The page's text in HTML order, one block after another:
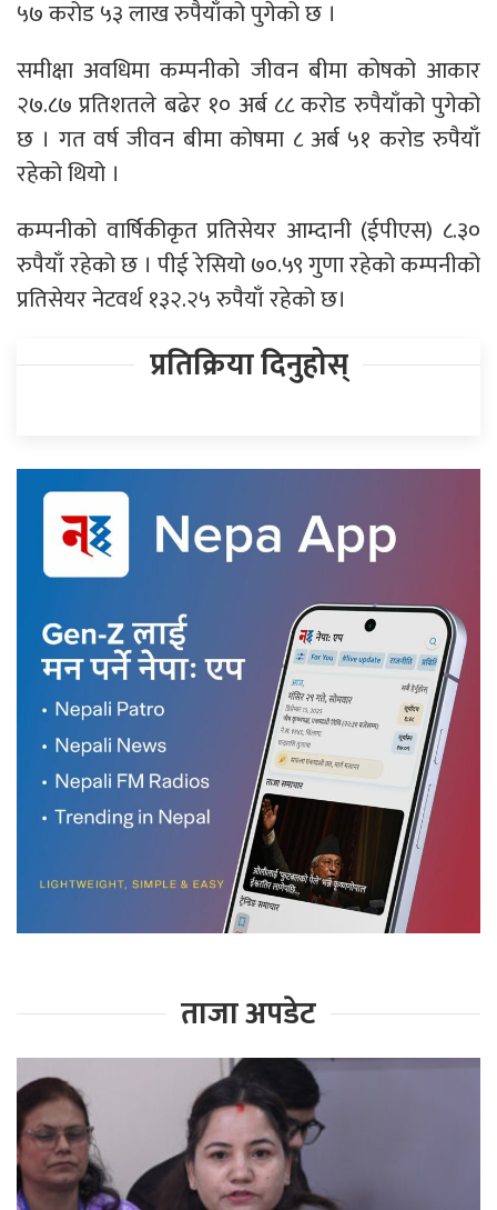
५७ करोड ५३ लाख रुपैयाँको पुगेको छ ।
समीक्षा अवधिमा कम्पनीको जीवन बीमा कोषको आकार
२७.८७ प्रतिशतले बढेर १० अर्ब ८८ करोड रुपैयाँको पुगेको
छ । गत वर्ष जीवन बीमा कोषमा ८ अर्ब ५१ करोड रुपैयाँ
रहेको थियो ।
कम्पनीको वार्षिकीकृत प्रतिसेयर आम्दानी (ईपीएस) ८.३०
रुपैयाँ रहेको छ । पीई रेसियो ७०.५९ गुणा रहेको कम्पनीको
प्रतिसेयर नेटवर्थ १३२.२५ रुपैयाँ रहेको छ।
प्रतिक्रिया दिनुहोस्
ताजा अपडेट